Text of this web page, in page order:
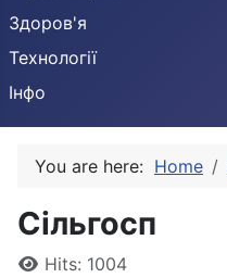
Здоров'я
Технології
Інфо
You are here: Home
Сільгосп
DetailsHits: 1004